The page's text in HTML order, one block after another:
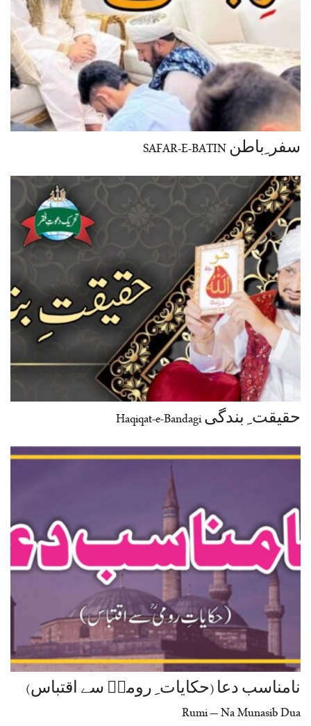
سفر ِباطن SAFAR-E-BATIN
حقیقت ِ بندگی Haqiqat-e-Bandagi
نامناسب دعا (حکایات ِ رومیؒ سے اقتباس)
Rumi – Na Munasib Dua